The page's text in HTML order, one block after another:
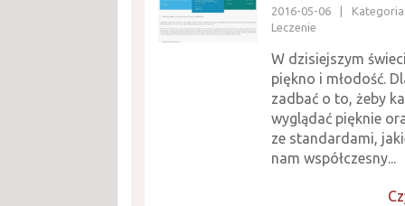
2016-05-06
Leczenie
W dzisiejszym
piękno i młodość.
zadbać o to, żeby
wyglądać pięknie
ze standardami,
nam współczesny...